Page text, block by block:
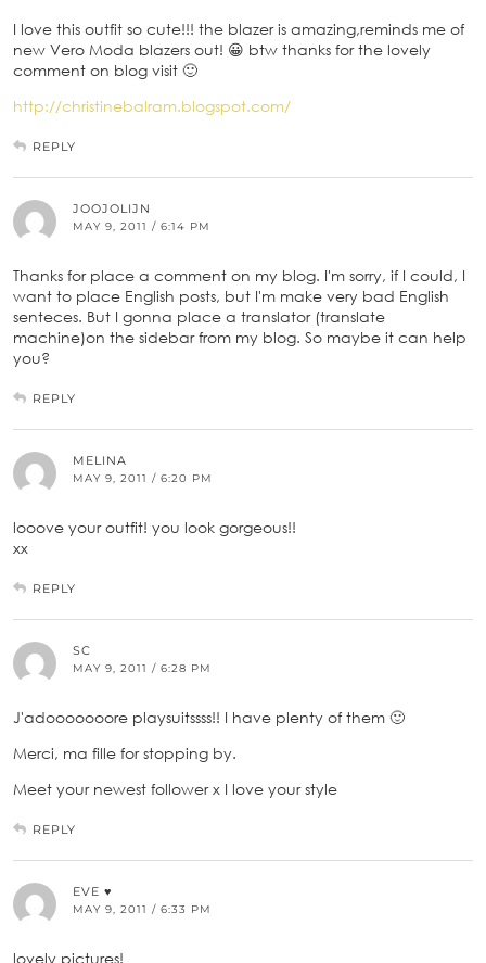
I love this outfit so cute!!! the blazer is amazing,reminds me of
new Vero Moda blazers out! 😀 btw thanks for the lovely
comment on blog visit 🙂
http://christinebalram.blogspot.com/
REPLY
JOOJOLIJN
MAY 9, 2011 / 6:14 PM
Thanks for place a comment on my blog. I'm sorry, if I could, I
want to place English posts, but I'm make very bad English
senteces. But I gonna place a translator (translate
machine)on the sidebar from my blog. So maybe it can help
you?
REPLY
MELINA
MAY 9, 2011 / 6:20 PM
looove your outfit! you look gorgeous!!
xx
REPLY
SC
MAY 9, 2011 / 6:28 PM
J'adooooooore playsuitssss!! I have plenty of them 🙂
Merci, ma fille for stopping by.
Meet your newest follower x I love your style
REPLY
EVE ♥
MAY 9, 2011 / 6:33 PM
lovely pictures!